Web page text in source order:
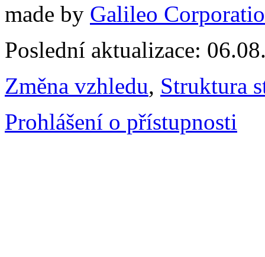
made by Galileo
Poslední aktualizace:
Změna vzhledu, Struktura
Prohlášení o přístupnosti